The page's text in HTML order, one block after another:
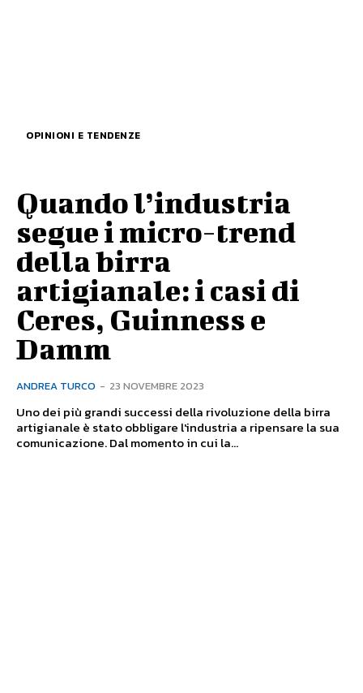
OPINIONI E TENDENZE
Quando l’industria
segue i micro-trend
della birra
artigianale: i casi di
Ceres, Guinness e
Damm
ANDREA TURCO - 23 NOVEMBRE 2023
Uno dei più grandi successi della rivoluzione della birra
artigianale è stato obbligare l'industria a ripensare la sua
comunicazione. Dal momento in cui la...